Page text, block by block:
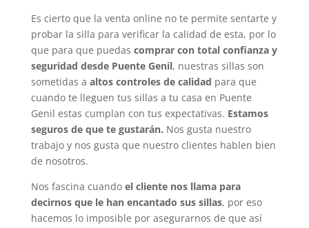
Es cierto que la venta online no te permite sentarte y
probar la silla para verificar la calidad de esta, por lo
que para que puedas comprar con total confianza y
seguridad desde Puente Genil, nuestras sillas son
sometidas a altos controles de calidad para que
cuando te lleguen tus sillas a tu casa en Puente
Genil estas cumplan con tus expectativas. Estamos
seguros de que te gustarán. Nos gusta nuestro
trabajo y nos gusta que nuestro clientes hablen bien
de nosotros.
Nos fascina cuando el cliente nos llama para
decirnos que le han encantado sus sillas, por eso
hacemos lo imposible por asegurarnos de que así